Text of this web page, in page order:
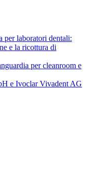
per laboratori dentali:
e la ricottura di
per cleanroom e
e Ivoclar Vivadent AG